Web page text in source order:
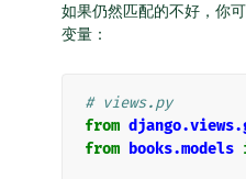
如果仍然匹配的不好，你
变量：
# views.py
from
from books.models